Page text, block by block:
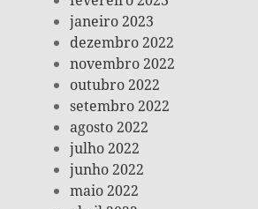
janeiro 2023
dezembro 2022
novembro 2022
outubro 2022
setembro 2022
agosto 2022
julho 2022
junho 2022
maio 2022